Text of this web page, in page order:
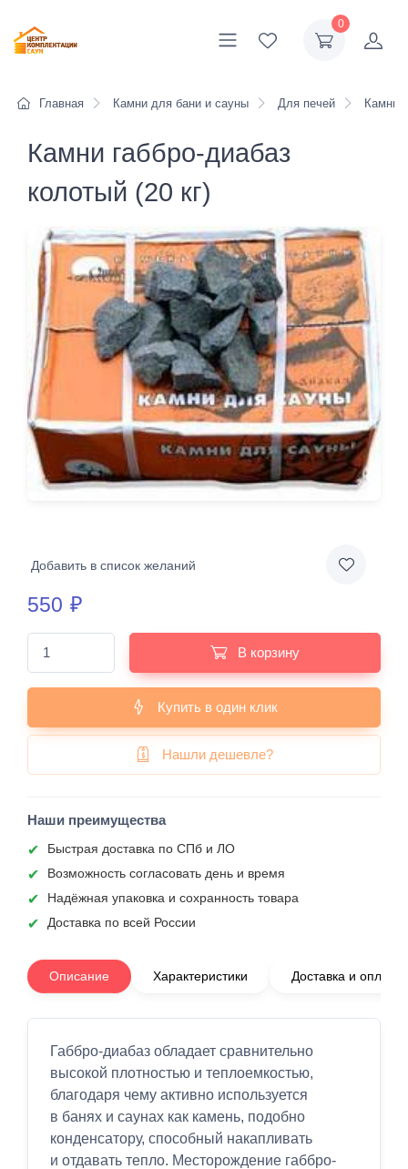
0
Главная Камни для бани и сауны Для печей Камни
Камни габбро-диабаз
колотый (20 кг)
Добавить в список желаний
550 ₽
В корзину
Купить в один клик
Нашли дешевле?
Наши преимущества
Быстрая доставка по СПб и ЛО
Возможность согласовать день и время
Надёжная упаковка и сохранность товара
Доставка по всей России
Описание Характеристики Доставка и оплата
Габбро-диабаз обладает сравнительно
высокой плотностью и теплоемкостью,
благодаря чему активно используется
в банях и саунах как камень, подобно
конденсатору, способный накапливать
и отдавать тепло. Месторождение габбро-